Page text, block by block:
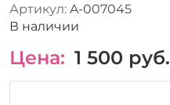
Артикул: A-007045
В наличии
Цена: 1 500 руб.